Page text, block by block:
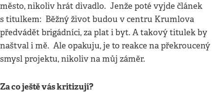
město, nikoliv hrát divadlo. Jenže poté vyjde článek
s titulkem: Běžný život budou v centru Krumlova
předvádět brigádníci, za plat i byt. A takový titulek by
naštval i mě. Ale opakuju, je to reakce na překroucený
smysl projektu, nikoliv na můj záměr.
Za co ještě vás kritizují?